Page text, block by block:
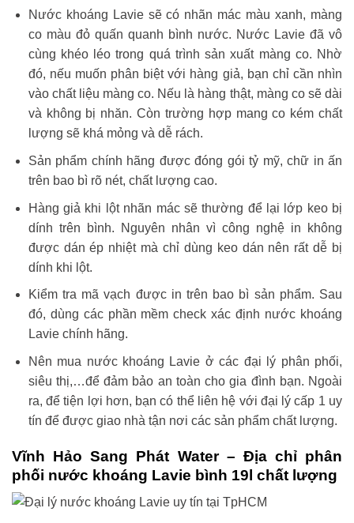
Nước khoáng Lavie sẽ có nhãn mác màu xanh, màng
co màu đỏ quấn quanh bình nước. Nước Lavie đã vô
cùng khéo léo trong quá trình sản xuất màng co. Nhờ
đó, nếu muốn phân biệt với hàng giả, bạn chỉ cần nhìn
vào chất liệu màng co. Nếu là hàng thật, màng co sẽ dài
và không bị nhăn. Còn trường hợp mang co kém chất
lượng sẽ khá mỏng và dễ rách.
Sản phẩm chính hãng được đóng gói tỷ mỹ, chữ in ấn
trên bao bì rõ nét, chất lượng cao.
Hàng giả khi lột nhãn mác sẽ thường để lại lớp keo bị
dính trên bình. Nguyên nhân vì công nghệ in không
được dán ép nhiệt mà chỉ dùng keo dán nên rất dễ bị
dính khi lột.
Kiểm tra mã vạch được in trên bao bì sản phẩm. Sau
đó, dùng các phần mềm check xác định nước khoáng
Lavie chính hãng.
Nên mua nước khoáng Lavie ở các đại lý phân phối,
siêu thị,…để đảm bảo an toàn cho gia đình bạn. Ngoài
ra, để tiện lợi hơn, bạn có thể liên hệ với đại lý cấp 1 uy
tín để được giao nhà tận nơi các sản phẩm chất lượng.
Vĩnh Hảo Sang Phát Water – Địa chỉ phân
phối nước khoáng Lavie bình 19l chất lượng